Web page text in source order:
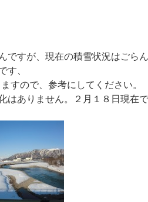
ですが、現在の積雪状況はごらん
す、
すので、参考にしてください。
はありません。２月１８日現在で